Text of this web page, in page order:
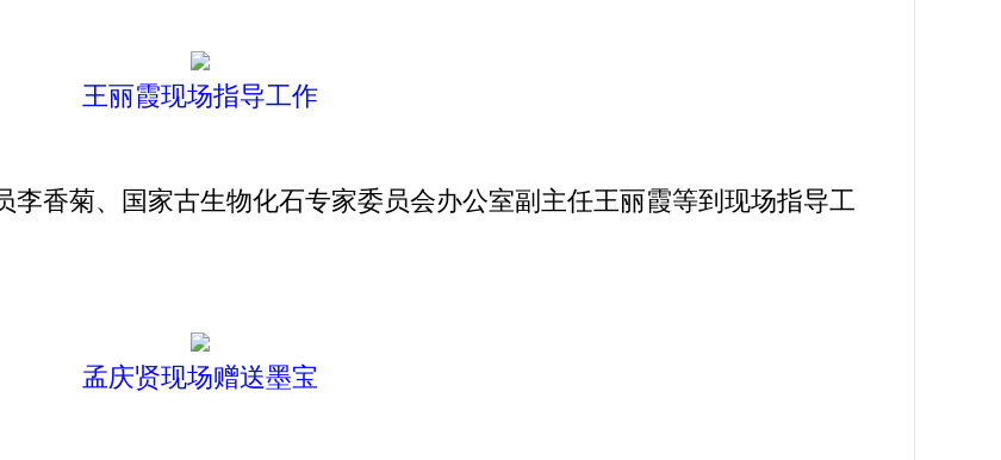
王丽霞现场指导工作
香菊、国家古生物化石专家委员会办公室副主任王丽霞等到现场指导工
孟庆贤现场赠送墨宝